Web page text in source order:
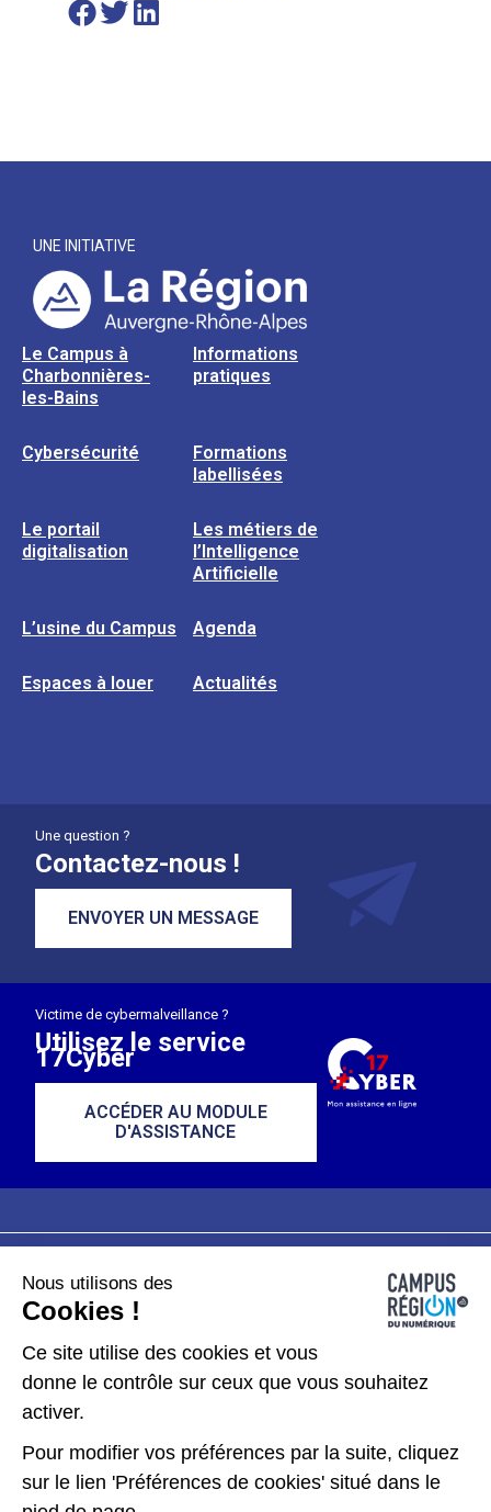
UNE INITIATIVE
Le Campus à
Charbonnières-
les-Bains
Informations
pratiques
Cybersécurité
Formations
labellisées
Le portail
digitalisation
Les métiers de
l’Intelligence
Artificielle
L’usine du Campus Agenda
Espaces à louer Actualités
Une question ?
Contactez-nous !
ENVOYER UN MESSAGE
Victime de cybermalveillance ?
Utilisez le service
17Cyber
ACCÉDER AU MODULE
D'ASSISTANCE
Plan du site
Données personnelles
Gérer les cookies
Kit de communication
Nous utilisons des
Cookies !
Ce site utilise des cookies et vous
donne le contrôle sur ceux que vous souhaitez
activer.
Pour modifier vos préférences par la suite, cliquez
sur le lien 'Préférences de cookies' situé dans le